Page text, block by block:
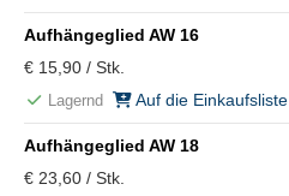
Aufhängeglied AW 16
€ 15,90 / Stk.
Lagernd Auf die Einkaufsliste
Aufhängeglied AW 18
€ 23,60 / Stk.